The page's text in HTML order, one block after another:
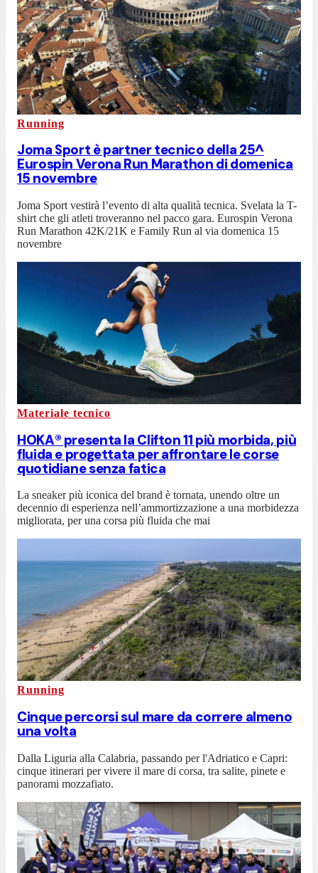
Running
Joma Sport è partner tecnico della 25^
Eurospin Verona Run Marathon di domenica
15 novembre
Joma Sport vestirà l’evento di alta qualità tecnica. Svelata la T-
shirt che gli atleti troveranno nel pacco gara. Eurospin Verona
Run Marathon 42K/21K e Family Run al via domenica 15
novembre
Materiale tecnico
HOKA® presenta la Clifton 11 più morbida, più
fluida e progettata per affrontare le corse
quotidiane senza fatica
La sneaker più iconica del brand è tornata, unendo oltre un
decennio di esperienza nell’ammortizzazione a una morbidezza
migliorata, per una corsa più fluida che mai
Running
Cinque percorsi sul mare da correre almeno
una volta
Dalla Liguria alla Calabria, passando per l'Adriatico e Capri:
cinque itinerari per vivere il mare di corsa, tra salite, pinete e
panorami mozzafiato.